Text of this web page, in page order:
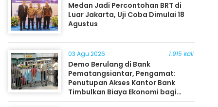
Medan Jadi Percontohan BRT di
Luar Jakarta, Uji Coba Dimulai 18
Agustus
03 Agu 2026 1.915 kali
Demo Berulang di Bank
Pematangsiantar, Pengamat:
Penutupan Akses Kantor Bank
Timbulkan Biaya Ekonomi bagi
Masyarakat